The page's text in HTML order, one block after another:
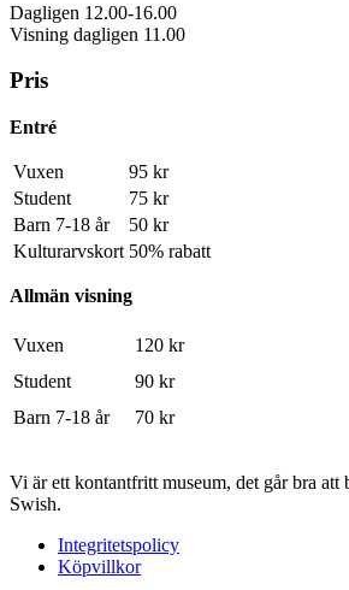
Dagligen 12.00-16.00
Visning dagligen 11.00
Pris
Entré
Vuxen
95 kr
Student
75 kr
Barn 7-18 år
50 kr
Kulturarvskort 50% rabatt
Allmän visning
Vuxen
120 kr
Student
90 kr
Barn 7-18 år
70 kr
Vi är ett kontantfritt museum, det går bra att
Swish.
Integritetspolicy
Köpvillkor